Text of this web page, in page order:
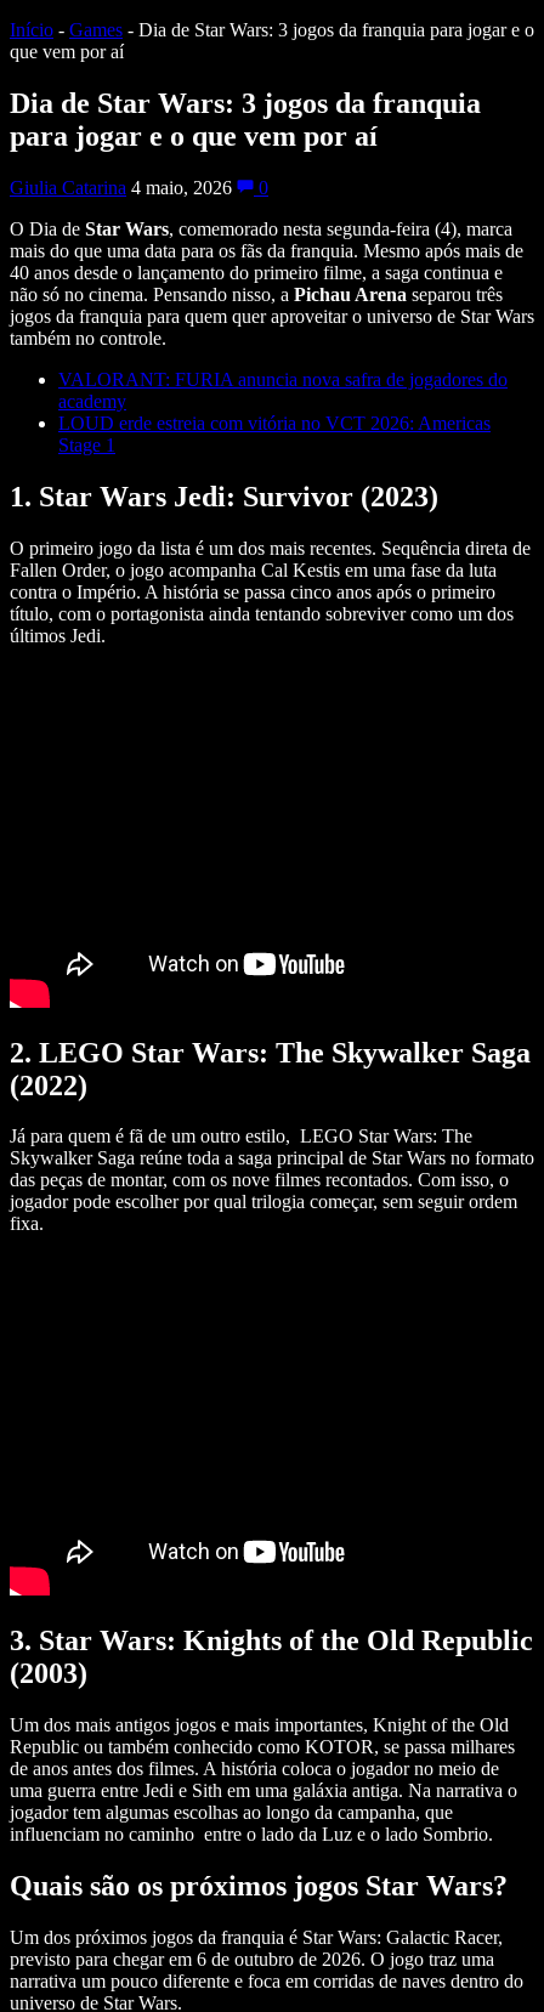
Início - Games - Dia de Star Wars: 3 jogos da franquia para jogar e o
que vem por aí
Dia de Star Wars: 3 jogos da franquia
para jogar e o que vem por aí
Giulia Catarina 4 maio, 2026
0
O Dia de Star Wars, comemorado nesta segunda-feira (4), marca
mais do que uma data para os fãs da franquia. Mesmo após mais de
40 anos desde o lançamento do primeiro filme, a saga continua e
não só no cinema. Pensando nisso, a Pichau Arena separou três
jogos da franquia para quem quer aproveitar o universo de Star Wars
também no controle.
VALORANT: FURIA anuncia nova safra de jogadores do
academy
LOUD erde estreia com vitória no VCT 2026: Americas
Stage 1
1. Star Wars Jedi: Survivor (2023)
O primeiro jogo da lista é um dos mais recentes. Sequência direta de
Fallen Order, o jogo acompanha Cal Kestis em uma fase da luta
contra o Império. A história se passa cinco anos após o primeiro
título, com o portagonista ainda tentando sobreviver como um dos
últimos Jedi.
2. LEGO Star Wars: The Skywalker Saga
(2022)
Já para quem é fã de um outro estilo, LEGO Star Wars: The
Skywalker Saga reúne toda a saga principal de Star Wars no formato
das peças de montar, com os nove filmes recontados. Com isso, o
jogador pode escolher por qual trilogia começar, sem seguir ordem
fixa.
3. Star Wars: Knights of the Old Republic
(2003)
Um dos mais antigos jogos e mais importantes, Knight of the Old
Republic ou também conhecido como KOTOR, se passa milhares
de anos antes dos filmes. A história coloca o jogador no meio de
uma guerra entre Jedi e Sith em uma galáxia antiga. Na narrativa o
jogador tem algumas escolhas ao longo da campanha, que
influenciam no caminho entre o lado da Luz e o lado Sombrio.
Quais são os próximos jogos Star Wars?
Um dos próximos jogos da franquia é Star Wars: Galactic Racer,
previsto para chegar em 6 de outubro de 2026. O jogo traz uma
narrativa um pouco diferente e foca em corridas de naves dentro do
universo de Star Wars.